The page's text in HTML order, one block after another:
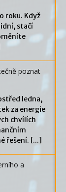
roku. Když
stačí
poznat
ledna,
za energie
chvílích
řešení. [...]
a